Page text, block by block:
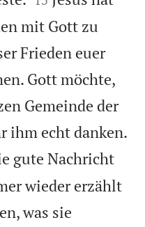
mit Gott zu
Frieden euer
Gott möchte,
Gemeinde der
ihm echt danken.
gute Nachricht
wieder erzählt
was sie